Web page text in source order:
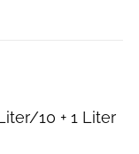
10 + 1 Liter